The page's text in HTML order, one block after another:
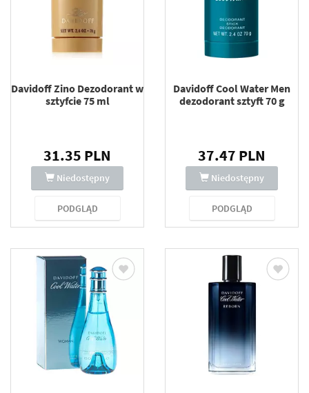
Davidoff Zino Dezodorant w
sztyfcie 75 ml
31.35 PLN
Niedostępny
PODGLĄD
Davidoff Cool Water Men
dezodorant sztyft 70 g
37.47 PLN
Niedostępny
PODGLĄD